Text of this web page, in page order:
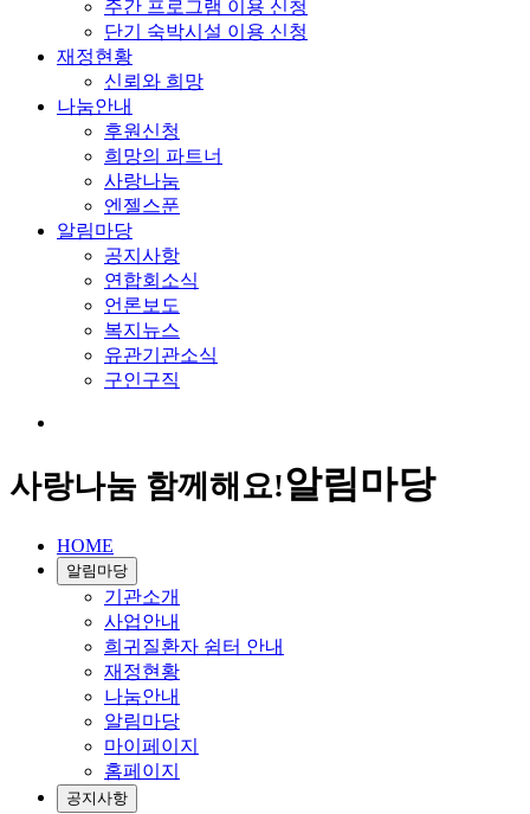
주간 프로그램 이용 신청
단기 숙박시설 이용 신청
재정현황
신뢰와 희망
나눔안내
후원신청
희망의 파트너
사랑나눔
엔젤스푼
알림마당
공지사항
연합회소식
언론보도
복지뉴스
유관기관소식
구인구직
사랑나눔 함께해요!알림마당
HOME
알림마당
기관소개
사업안내
희귀질환자 쉼터 안내
재정현황
나눔안내
알림마당
마이페이지
홈페이지
공지사항